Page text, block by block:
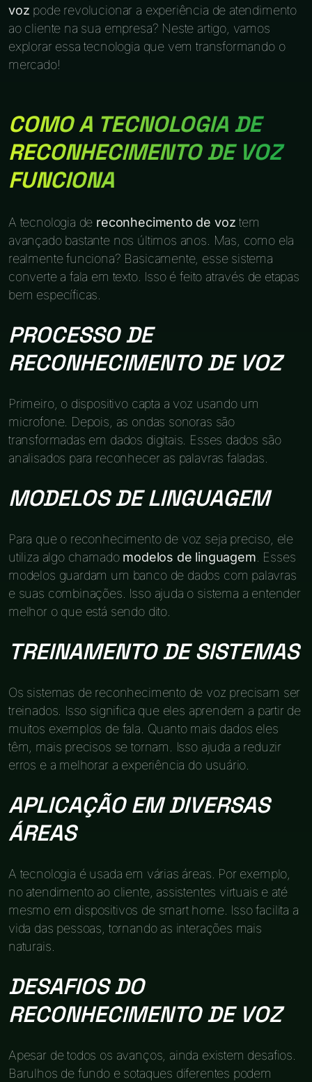
voz pode revolucionar a experiência de atendimento
ao cliente na sua empresa? Neste artigo, vamos
explorar essa tecnologia que vem transformando o
mercado!
COMO A TECNOLOGIA DE
RECONHECIMENTO DE VOZ
FUNCIONA
A tecnologia de reconhecimento de voz tem
avançado bastante nos últimos anos. Mas, como ela
realmente funciona? Basicamente, esse sistema
converte a fala em texto. Isso é feito através de etapas
bem específicas.
PROCESSO DE
RECONHECIMENTO DE VOZ
Primeiro, o dispositivo capta a voz usando um
microfone. Depois, as ondas sonoras são
transformadas em dados digitais. Esses dados são
analisados para reconhecer as palavras faladas.
MODELOS DE LINGUAGEM
Para que o reconhecimento de voz seja preciso, ele
utiliza algo chamado modelos de linguagem . Esses
modelos guardam um banco de dados com palavras
e suas combinações. Isso ajuda o sistema a entender
melhor o que está sendo dito.
TREINAMENTO DE SISTEMAS
Os sistemas de reconhecimento de voz precisam ser
treinados. Isso significa que eles aprendem a partir de
muitos exemplos de fala. Quanto mais dados eles
têm, mais precisos se tornam. Isso ajuda a reduzir
erros e a melhorar a experiência do usuário.
APLICAÇÃO EM DIVERSAS
ÁREAS
A tecnologia é usada em várias áreas. Por exemplo,
no atendimento ao cliente, assistentes virtuais e até
mesmo em dispositivos de smart home. Isso facilita a
vida das pessoas, tornando as interações mais
naturais.
DESAFIOS DO
RECONHECIMENTO DE VOZ
Apesar de todos os avanços, ainda existem desafios.
Barulhos de fundo e sotaques diferentes podem